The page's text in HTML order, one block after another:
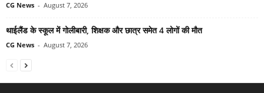
CG News - August 7, 2026
थाईलैंड के स्कूल में गोलीबारी, शिक्षक और छात्र समेत 4 लोगों की मौत
CG News - August 7, 2026